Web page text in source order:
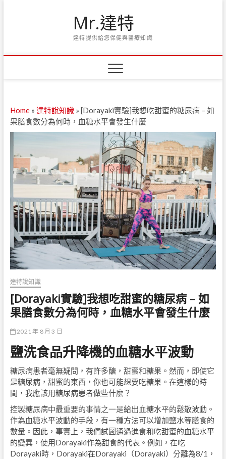
Mr.達特
達特提供給您保健與醫療知識
Home» 達特說知識» [Dorayaki實驗]我想吃甜蜜的糖尿病 – 如
果膳食數分為何時，血糖水平會發生什麼
達特說知識
[Dorayaki實驗]我想吃甜蜜的糖尿病 – 如
果膳食數分為何時，血糖水平會發生什麼
2021 年 8 月 3 日
鹽洗食品升降機的血糖水平波動
糖尿病患者毫無疑問，有許多醣，甜蜜和糖果。然而，即使它
是糖尿病，甜蜜的東西，你也可能想要吃糖果。在這樣的時
間，我應該用糖尿病患者做些什麼？
控製糖尿病中最重要的事情之一是給出血糖水平的鬆散波動。
作為血糖水平波動的手段，有一種方法可以增加鹽水等膳食的
數量。因此，事實上，我們試圖通過進食和吃甜蜜的血糖水平
的變異，使用Dorayaki作為甜食的代表。例如，在吃
Dorayaki時，Dorayaki在Dorayaki（Dorayaki）分離為8/1，